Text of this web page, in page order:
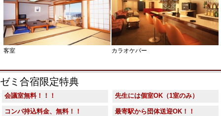
客室 カラオケバー
ゼミ合宿限定特典
会議室無料！！！ 先生には個室OK（1室のみ）
コンパ持込料金、無料！！ 最寄駅から団体送迎OK！！